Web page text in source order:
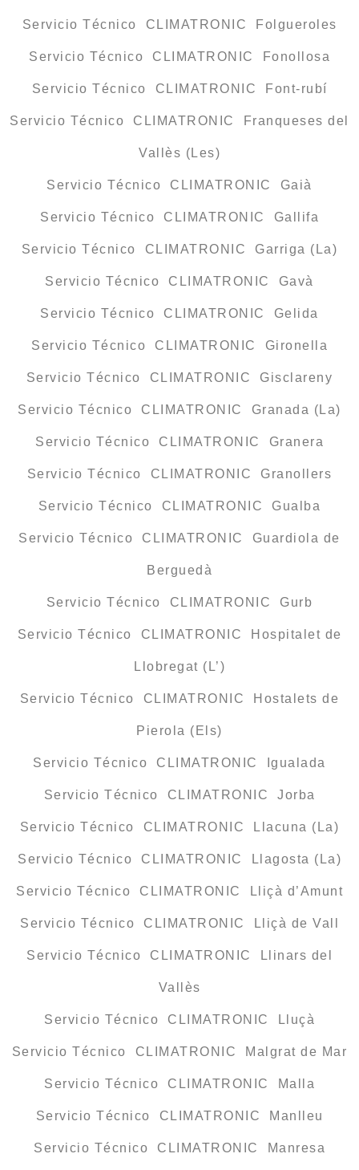
Servicio Técnico CLIMATRONIC Folgueroles
Servicio Técnico CLIMATRONIC Fonollosa
Servicio Técnico CLIMATRONIC Font-rubí
Servicio Técnico CLIMATRONIC Franqueses del
Vallès (Les)
Servicio Técnico CLIMATRONIC Gaià
Servicio Técnico CLIMATRONIC Gallifa
Servicio Técnico CLIMATRONIC Garriga (La)
Servicio Técnico CLIMATRONIC Gavà
Servicio Técnico CLIMATRONIC Gelida
Servicio Técnico CLIMATRONIC Gironella
Servicio Técnico CLIMATRONIC Gisclareny
Servicio Técnico CLIMATRONIC Granada (La)
Servicio Técnico CLIMATRONIC Granera
Servicio Técnico CLIMATRONIC Granollers
Servicio Técnico CLIMATRONIC Gualba
Servicio Técnico CLIMATRONIC Guardiola de
Berguedà
Servicio Técnico CLIMATRONIC Gurb
Servicio Técnico CLIMATRONIC Hospitalet de
Llobregat (L’)
Servicio Técnico CLIMATRONIC Hostalets de
Pierola (Els)
Servicio Técnico CLIMATRONIC Igualada
Servicio Técnico CLIMATRONIC Jorba
Servicio Técnico CLIMATRONIC Llacuna (La)
Servicio Técnico CLIMATRONIC Llagosta (La)
Servicio Técnico CLIMATRONIC Lliçà d’Amunt
Servicio Técnico CLIMATRONIC Lliçà de Vall
Servicio Técnico CLIMATRONIC Llinars del
Vallès
Servicio Técnico CLIMATRONIC Lluçà
Servicio Técnico CLIMATRONIC Malgrat de Mar
Servicio Técnico CLIMATRONIC Malla
Servicio Técnico CLIMATRONIC Manlleu
Servicio Técnico CLIMATRONIC Manresa